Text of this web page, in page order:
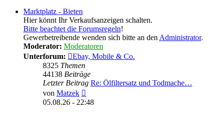
Marktplatz - Bieten
Hier könnt Ihr Verkaufsanzeigen schalten.
Bitte beachtet die Forumsregeln!
Gewerbetreibende wenden sich bitte an den Administrator.
Moderator: Moderatoren
Unterforum:
Ebay, Mobile & Co.
8325 Themen
44138 Beiträge
Letzter Beitrag Re: Ölfiltersatz und Todmache…
von Matzek
Beitrag
05.08.26 - 22:48